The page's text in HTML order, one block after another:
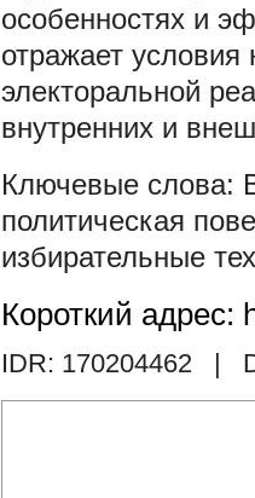
особенностях и
отражает
электоральной
внутренних и
политическая
избирательные
Короткий адрес:
IDR: 170204462 |